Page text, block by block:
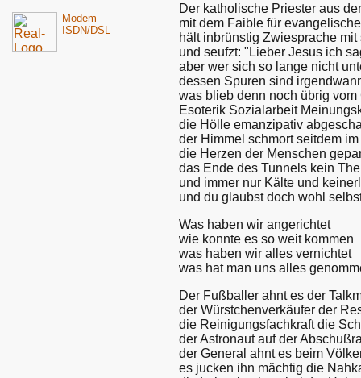
Modem
ISDN/DSL
Der katholische Priester aus
mit dem Faible für
hält inbrünstig Zwiesprache
und seufzt: "Lieber Jesus ich
aber wer sich so lange nicht
dessen Spuren sind
was blieb denn noch übrig vom
Esoterik Sozialarbeit
die Hölle emanzipativ
der Himmel schmort seitdem
die Herzen der Menschen
das Ende des Tunnels kein
und immer nur Kälte und
und du glaubst doch wohl
Was haben wir angerichtet
wie konnte es so weit kommen
was haben wir alles vernichtet
was hat man uns alles
Der Fußballer ahnt es der
der Würstchenverkäufer der
die Reinigungsfachkraft die
der Astronaut auf der
der General ahnt es beim
es jucken ihn mächtig die